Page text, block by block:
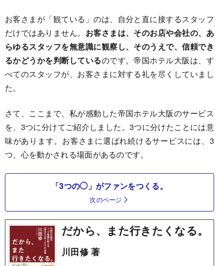
お客さまが「観ている」のは、自分と直に接するスタッフ
だけではありません。 お客さまは、そのお店や会社の、あ
らゆるスタッフを無意識に観察し、そのうえで、信頼でき
るかどうかを判断しているのです。帝国ホテル大阪は、す
べてのスタッフが、お客さまに対する礼を尽くしていまし
た。
さて、ここまで、私が感動した帝国ホテル大阪のサービス
を、3つに分けてご紹介しました。3つに分けたことには意
味があります。お客さまに選ばれ続けるサービスには、3
つ、心を動かされる場面があるのです。
「3つの◯」がファンをつくる。
次のページ
だから、また行きたくなる。
川田修 著